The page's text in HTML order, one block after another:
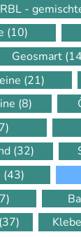
-
(10)
Geosmart
(21)
(8)
(32)
(43)
(37)